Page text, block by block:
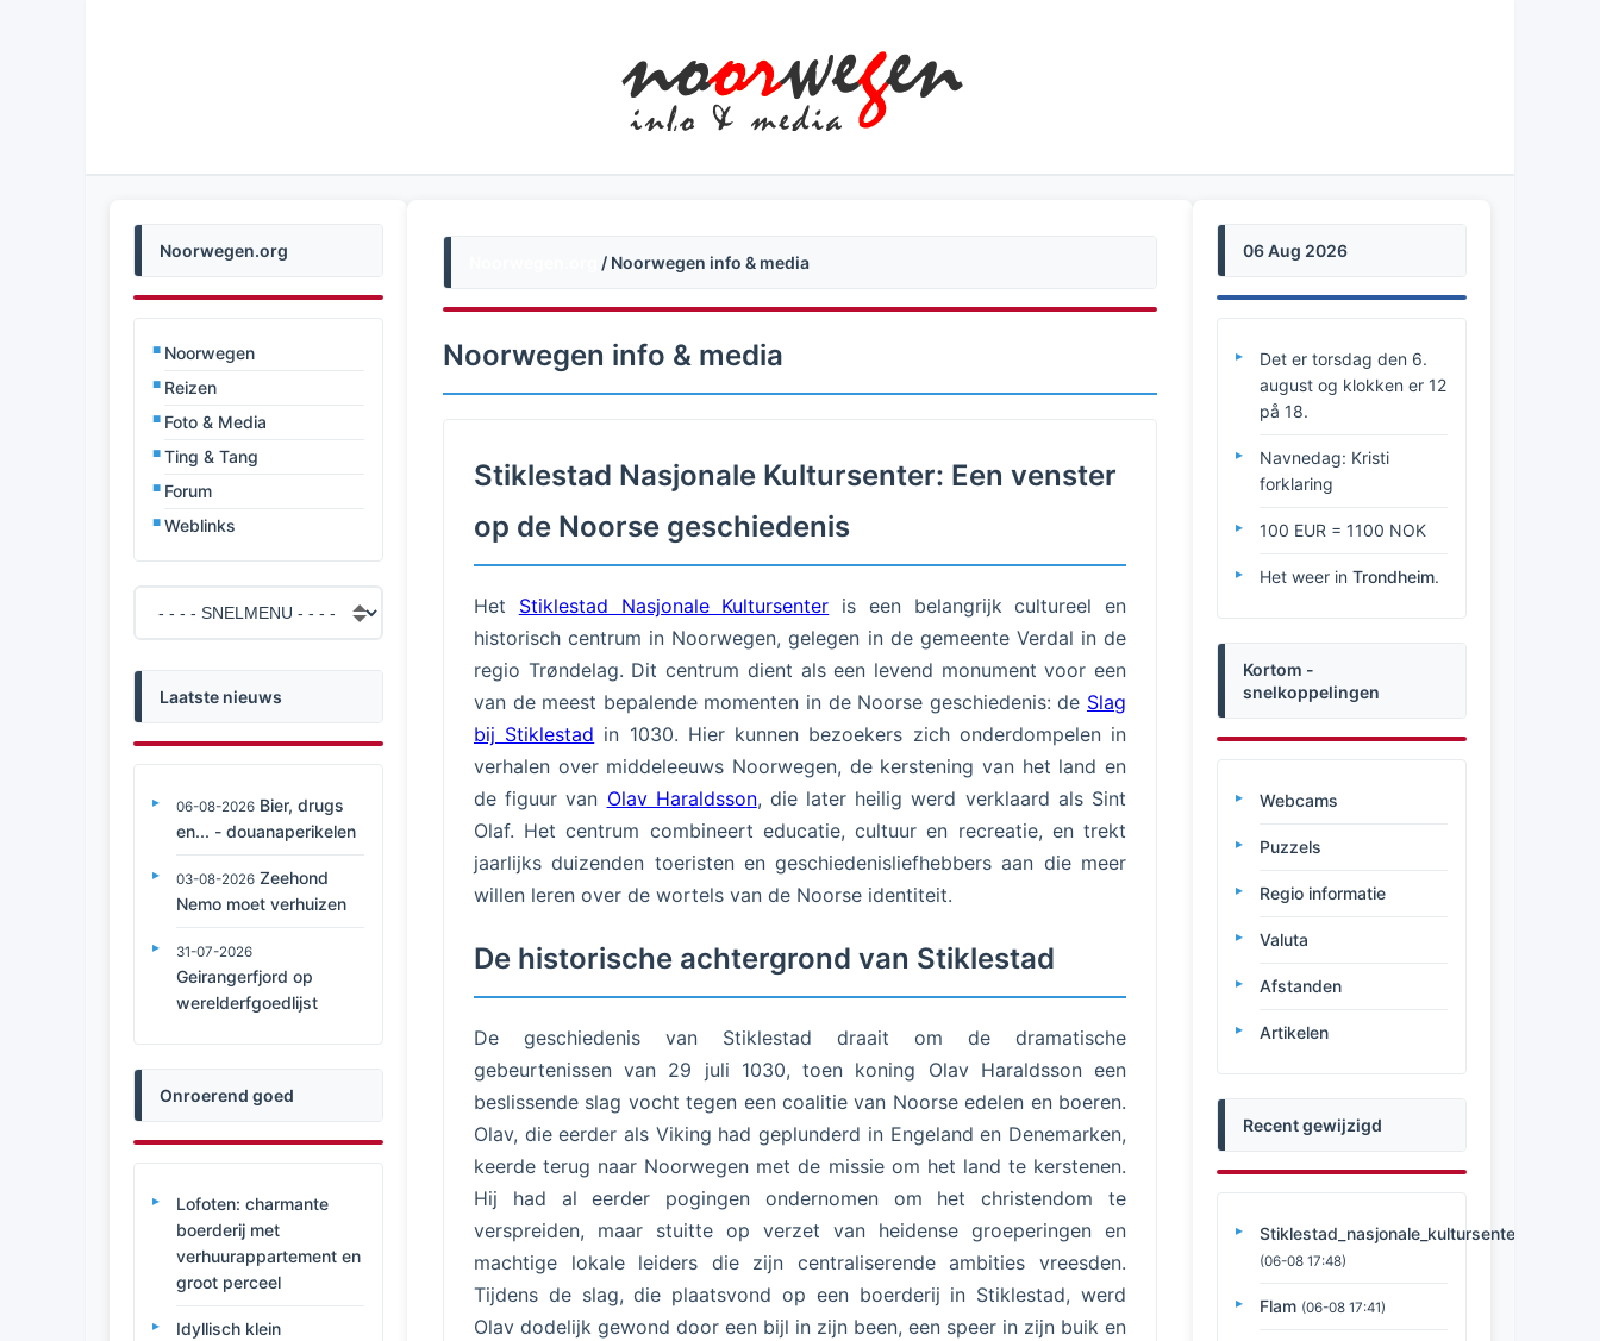
Noorwegen.org
Noorwegen
Reizen
Foto & Media
Ting & Tang
Forum
Weblinks
Laatste nieuws
06-08-2026 Bier, drugs
en... - douanaperikelen
03-08-2026 Zeehond
Nemo moet verhuizen
31-07-2026
Geirangerfjord op
werelderfgoedlijst
Onroerend goed
Lofoten: charmante
boerderij met
verhuurappartement en
groot perceel
Idyllisch klein
/ Noorwegen info & media
Noorwegen info & media
Stiklestad Nasjonale Kultursenter: Een venster
op de Noorse geschiedenis
Het Stiklestad Nasjonale Kultursenter is een belangrijk cultureel en
historisch centrum in Noorwegen, gelegen in de gemeente Verdal in de
regio Trøndelag. Dit centrum dient als een levend monument voor een
van de meest bepalende momenten in de Noorse geschiedenis: de Slag
bij Stiklestad in 1030. Hier kunnen bezoekers zich onderdompelen in
verhalen over middeleeuws Noorwegen, de kerstening van het land en
de figuur van Olav Haraldsson, die later heilig werd verklaard als Sint
Olaf. Het centrum combineert educatie, cultuur en recreatie, en trekt
jaarlijks duizenden toeristen en geschiedenisliefhebbers aan die meer
willen leren over de wortels van de Noorse identiteit.
De historische achtergrond van Stiklestad
De geschiedenis van Stiklestad draait om de dramatische
gebeurtenissen van 29 juli 1030, toen koning Olav Haraldsson een
beslissende slag vocht tegen een coalitie van Noorse edelen en boeren.
Olav, die eerder als Viking had geplunderd in Engeland en Denemarken,
keerde terug naar Noorwegen met de missie om het land te kerstenen.
Hij had al eerder pogingen ondernomen om het christendom te
verspreiden, maar stuitte op verzet van heidense groeperingen en
machtige lokale leiders die zijn centraliserende ambities vreesden.
Tijdens de slag, die plaatsvond op een boerderij in Stiklestad, werd
Olav dodelijk gewond door een bijl in zijn been, een speer in zijn buik en
06 Aug 2026
Det er torsdag den 6.
august og klokken er 12
på 18.
Navnedag: Kristi
forklaring
100 EUR = 1100 NOK
Het weer in Trondheim.
Kortom -
snelkoppelingen
Webcams
Puzzels
Regio informatie
Valuta
Afstanden
Artikelen
Recent gewijzigd
Stiklestad_nasjonale_kultursenter
(06-08 17:48)
Flam (06-08 17:41)